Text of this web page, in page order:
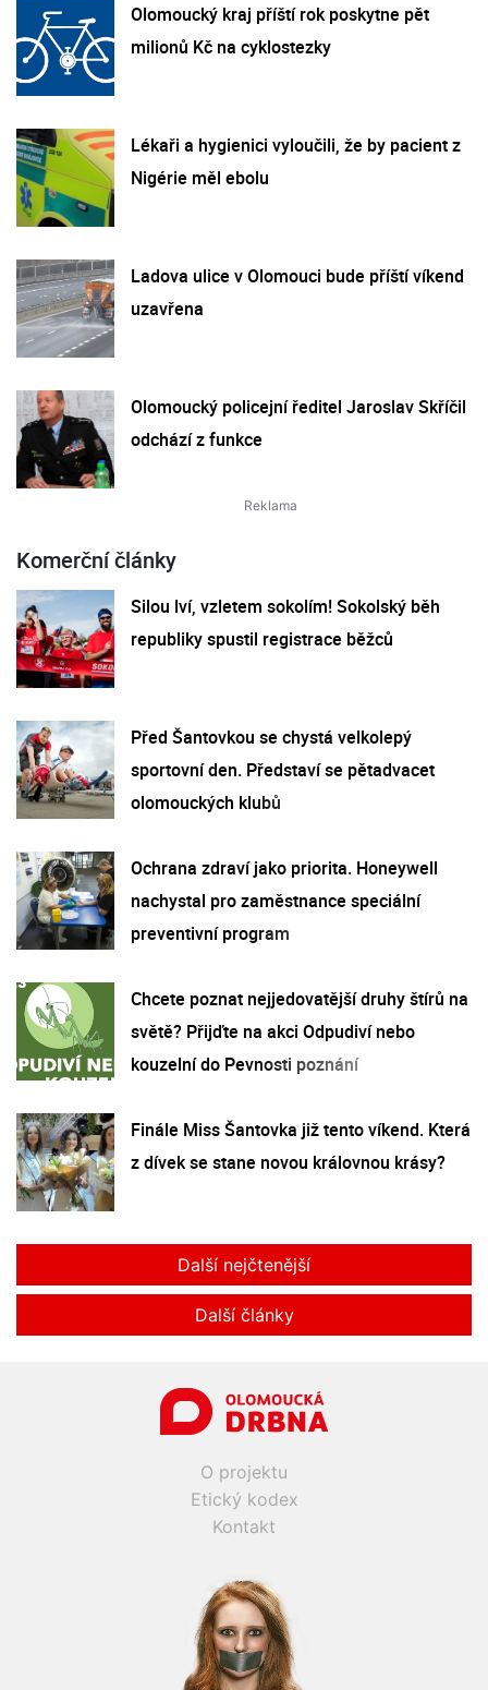
Olomoucký kraj příští rok poskytne pět
milionů Kč na cyklostezky
Lékaři a hygienici vyloučili, že by pacient z
Nigérie měl ebolu
Ladova ulice v Olomouci bude příští víkend
uzavřena
Olomoucký policejní ředitel Jaroslav Skříčil
odchází z funkce
Komerční články
Silou lví, vzletem sokolím! Sokolský běh
republiky spustil registrace běžců
Před Šantovkou se chystá velkolepý
sportovní den. Představí se pětadvacet
olomouckých klubů
Ochrana zdraví jako priorita. Honeywell
nachystal pro zaměstnance speciální
preventivní program
Chcete poznat nejjedovatější druhy štírů na
světě? Přijďte na akci Odpudiví nebo
kouzelní do Pevnosti poznání
Finále Miss Šantovka již tento víkend. Která
z dívek se stane novou královnou krásy?
Další nejčtenější
Další články
O projektu
Etický kodex
Kontakt